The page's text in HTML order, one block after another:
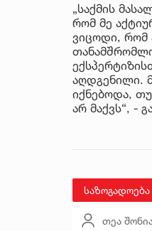
„საქმის
რომ მე
ვიცოდი, რომ
აღდგენილი.
იქნებოდა,
არ მაქვს“, -
საზოგადოება
თეა